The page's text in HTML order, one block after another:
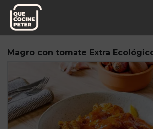
Pedido semanal
Magro con tomate Extra